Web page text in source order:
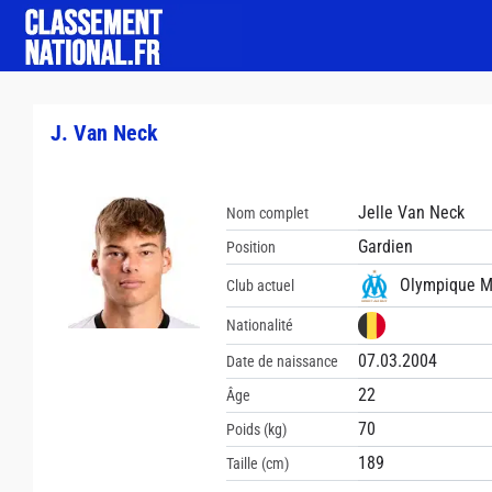
J. Van Neck
Nom complet Jelle Van Neck
Position Gardien
Club actuel Olympique
Nationalité
Date de naissance 07.03.2004
Âge 22
Poids (kg) 70
Taille (cm) 189